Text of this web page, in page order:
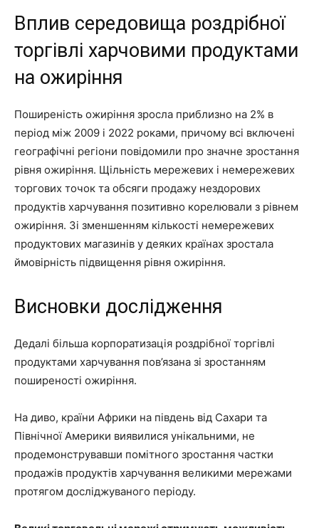
Вплив середовища роздрібної
торгівлі харчовими продуктами
на ожиріння
Поширеність ожиріння зросла приблизно на 2% в
період між 2009 і 2022 роками, причому всі включені
географічні регіони повідомили про значне зростання
рівня ожиріння. Щільність мережевих і немережевих
торгових точок та обсяги продажу нездорових
продуктів харчування позитивно корелювали з рівнем
ожиріння. Зі зменшенням кількості немережевих
продуктових магазинів у деяких країнах зростала
ймовірність підвищення рівня ожиріння.
Висновки дослідження
Дедалі більша корпоратизація роздрібної торгівлі
продуктами харчування пов’язана зі зростанням
поширеності ожиріння.
На диво, країни Африки на південь від Сахари та
Північної Америки виявилися унікальними, не
продемонструвавши помітного зростання частки
продажів продуктів харчування великими мережами
протягом досліджуваного періоду.